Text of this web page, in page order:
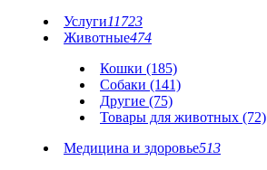
Услуги11723
Животные474
Кошки (185)
Собаки (141)
Другие (75)
Товары для животных (72)
Медицина и здоровье513